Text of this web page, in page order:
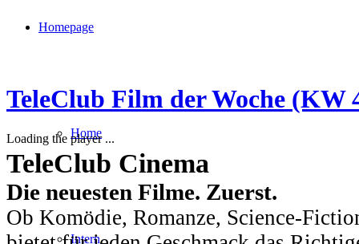
Homepage
Home
Intern
TeleClub Film der Woche (KW
Loading the player ...
TeleClub Cinema
Die neuesten Filme. Zuerst.
Ob Komödie, Romanze, Science-